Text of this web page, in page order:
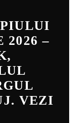
2026 –
VEZI